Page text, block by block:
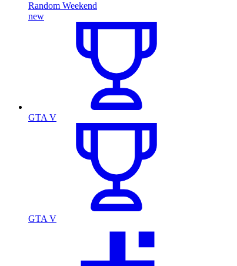
Random Weekend
new
GTA V
GTA V